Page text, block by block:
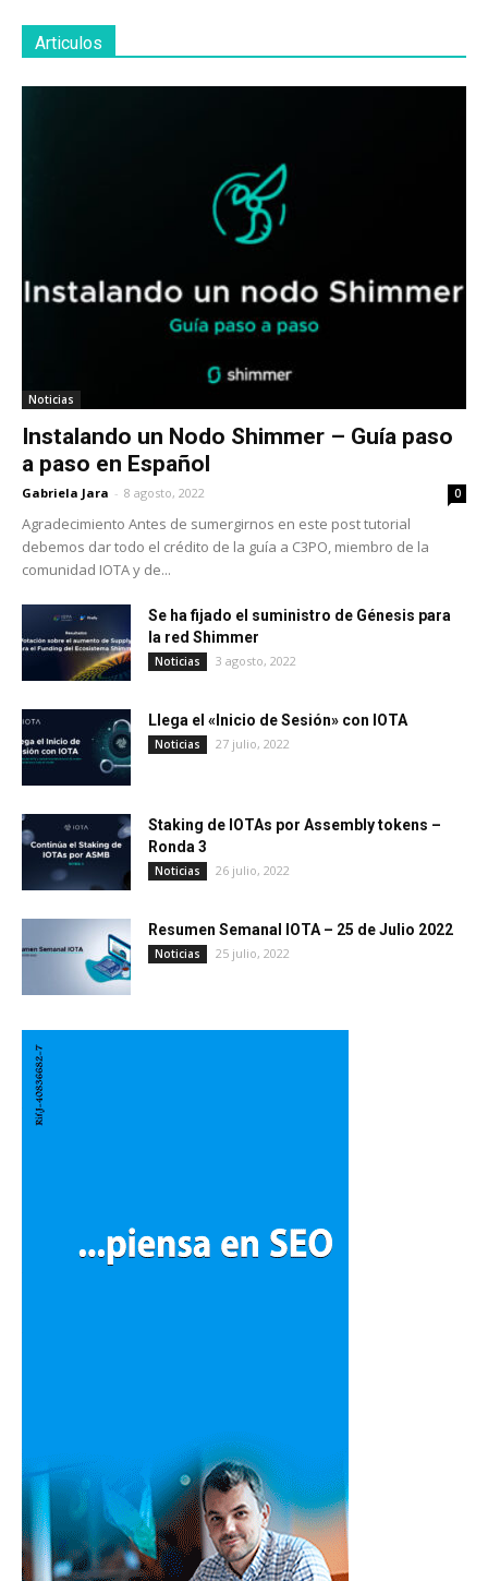
Articulos
Noticias
Instalando un Nodo Shimmer – Guía paso
a paso en Español
Gabriela Jara - 8 agosto, 2022 0
Agradecimiento Antes de sumergirnos en este post tutorial
debemos dar todo el crédito de la guía a C3PO, miembro de la
comunidad IOTA y de...
Se ha fijado el suministro de Génesis para
la red Shimmer
Noticias 3 agosto, 2022
Llega el «Inicio de Sesión» con IOTA
Noticias 27 julio, 2022
Staking de IOTAs por Assembly tokens –
Ronda 3
Noticias 26 julio, 2022
Resumen Semanal IOTA – 25 de Julio 2022
Noticias 25 julio, 2022